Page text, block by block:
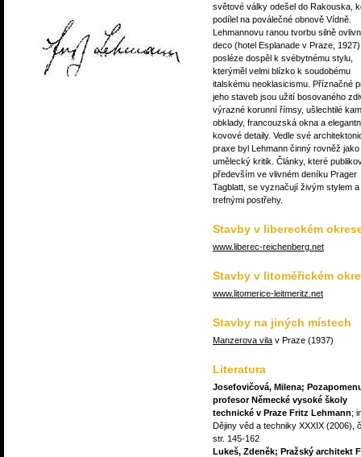
světové války odešel do Rakouska,
podílel na poválečné obnově Vídně.
Lehmannovu ranou tvorbu silně
deco (hotel Esplanade v Praze,
posléze dospěl k svébytnému stylu,
kterýměl velmi blízko k soudobému
italskému neoklasicismu. Příznačné
jeho staveb jsou užití bosovaného
výrazné korunní římsy, ušlechtilé
obklady, francouzská okna a
kovové detaily. Vedle své
praxe byl Lehmann činný rovněž jako
umělecký kritik. Články, které
především ve vlivném deníku Prager
Tagblatt, se vyznačují živým stylem a
trefnými postřehy.
Stavby v libereckém
www.liberec-reichenberg.net
Stavby v litoměřickém
www.litomerice-leitmeritz.net
Stavby na jiných místech
Manzerova vila v Praze (1937)
Literatura
Josefovičová, Milena;
profesor Německé vysoké školy
technické v Praze Fritz Lehmann;
Dějiny věd a techniky XXXIX (2006),
str. 145-162
Lukeš, Zdeněk; Pražský architekt